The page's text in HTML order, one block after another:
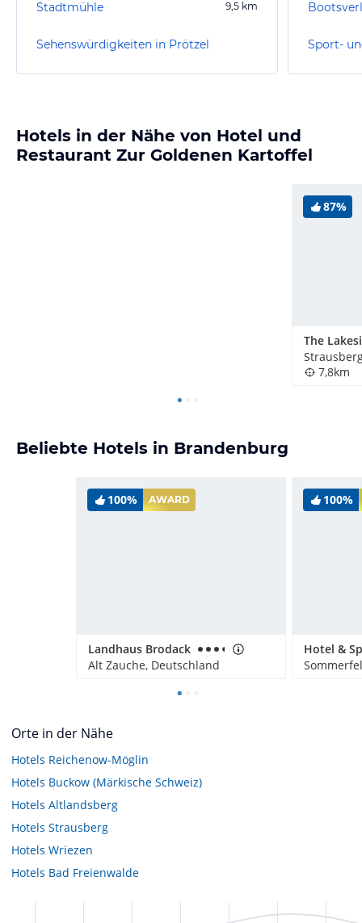
Stadtmühle 9,5 km
Sehenswürdigkeiten in Prötzel Sport-
Hotels in der Nähe von Hotel und
Restaurant Zur Goldenen Kartoffel
87%
7,8km
Beliebte Hotels in Brandenburg
100% AWARD
Landhaus Brodack
Alt Zauche, Deutschland
100%
Orte in der Nähe
Hotels Reichenow-Möglin
Hotels Buckow (Märkische Schweiz)
Hotels Altlandsberg
Hotels Strausberg
Hotels Wriezen
Hotels Bad Freienwalde